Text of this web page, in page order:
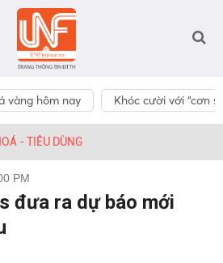
vàng hôm nay Khóc cười với “cơn
- TIÊU DÙNG
PM
đưa ra dự báo mới